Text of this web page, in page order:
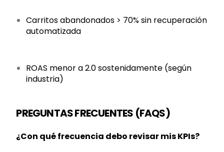
Carritos abandonados > 70% sin recuperación
automatizada
ROAS menor a 2.0 sostenidamente (según
industria)
PREGUNTAS FRECUENTES (FAQS)
¿Con qué frecuencia debo revisar mis KPIs?